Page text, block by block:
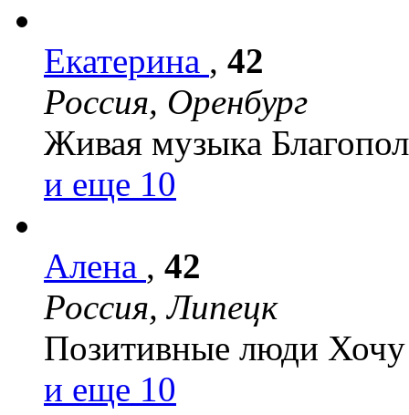
Екатерина , 42
Россия, Оренбург
Живая музыка
и еще 10
Алена , 42
Россия, Липецк
Позитивные люди Хочу
и еще 10